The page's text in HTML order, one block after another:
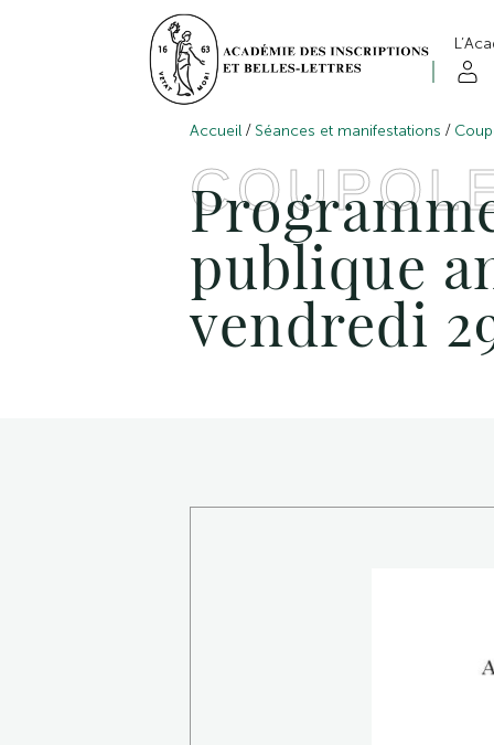
Accueil / Séances et manifestations /
publique
vendredi